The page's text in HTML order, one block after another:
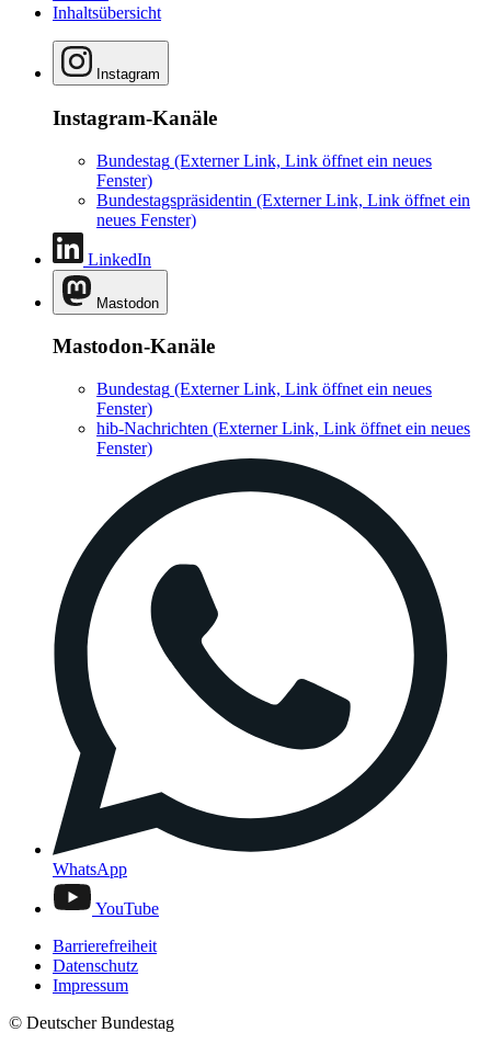
Inhaltsübersicht
Instagram
Instagram-Kanäle
Bundestag (Externer Link, Link öffnet ein neues
Fenster)
Bundestagspräsidentin (Externer Link, Link öffnet ein
neues Fenster)
LinkedIn
Mastodon
Mastodon-Kanäle
Bundestag (Externer Link, Link öffnet ein neues
Fenster)
hib-Nachrichten (Externer Link, Link öffnet ein neues
Fenster)
WhatsApp
YouTube
Barrierefreiheit
Datenschutz
Impressum
© Deutscher Bundestag